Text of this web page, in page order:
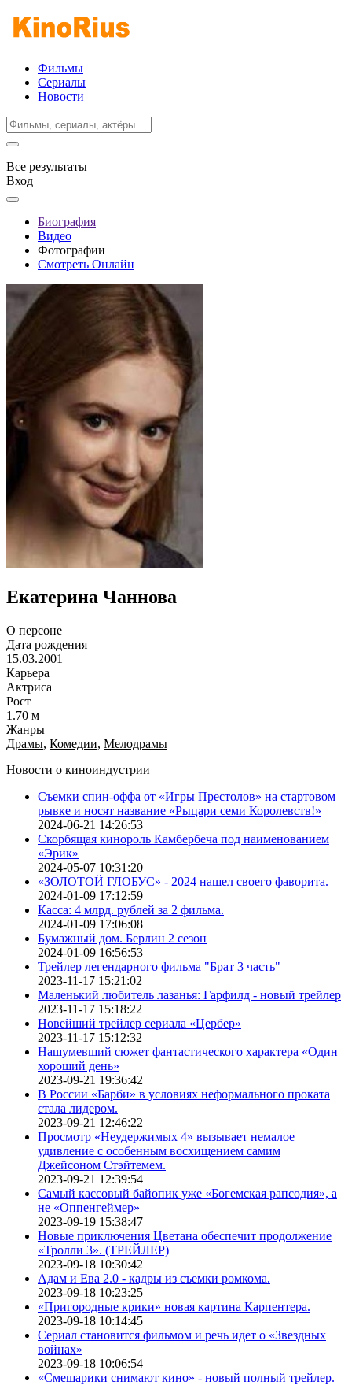
Фильмы
Сериалы
Новости
Все результаты
Вход
Биография
Видео
Фотографии
Смотреть Онлайн
Екатерина Чаннова
О персоне
Дата рождения
15.03.2001
Карьера
Актриса
Рост
1.70 м
Жанры
Драмы, Комедии, Мелодрамы
Новости о киноиндустрии
Съемки спин-оффа от «Игры Престолов» на стартовом
рывке и носят название «Рыцари семи Королевств!»
2024-06-21 14:26:53
Скорбящая кинороль Камбербеча под наименованием
«Эрик»
2024-05-07 10:31:20
«ЗОЛОТОЙ ГЛОБУС» - 2024 нашел своего фаворита.
2024-01-09 17:12:59
Касса: 4 млрд. рублей за 2 фильма.
2024-01-09 17:06:08
Бумажный дом. Берлин 2 сезон
2024-01-09 16:56:53
Трейлер легендарного фильма "Брат 3 часть"
2023-11-17 15:21:02
Маленький любитель лазанья: Гарфилд - новый трейлер
2023-11-17 15:18:22
Новейший трейлер сериала «Цербер»
2023-11-17 15:12:32
Нашумевший сюжет фантастического характера «Один
хороший день»
2023-09-21 19:36:42
В России «Барби» в условиях неформального проката
стала лидером.
2023-09-21 12:46:22
Просмотр «Неудержимых 4» вызывает немалое
удивление с особенным восхищением самим
Джейсоном Стэйтемем.
2023-09-21 12:39:54
Самый кассовый байопик уже «Богемская рапсодия», а
не «Оппенгеймер»
2023-09-19 15:38:47
Новые приключения Цветана обеспечит продолжение
«Тролли 3». (ТРЕЙЛЕР)
2023-09-18 10:30:42
Адам и Ева 2.0 - кадры из съемки ромкома.
2023-09-18 10:23:25
«Пригородные крики» новая картина Карпентера.
2023-09-18 10:14:45
Сериал становится фильмом и речь идет о «Звездных
войнах»
2023-09-18 10:06:54
«Смешарики снимают кино» - новый полный трейлер.